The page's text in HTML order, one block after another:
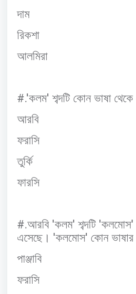
দাম
রিকশা
আলমিরা
#.'কলম' শব্দটি কোন ভাষা থেকে
আরবি
ফরাসি
তুর্কি
ফারসি
#.আরবি 'কলম' শব্দটি 'কলমোস'
এসেছে। 'কলমোস' কোন ভাষার
পাঞ্জাবি
ফরাসি